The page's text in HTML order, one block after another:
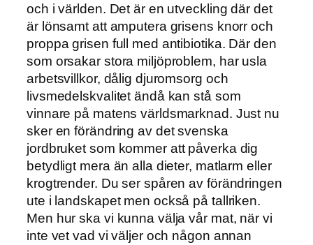
och i världen. Det är en utveckling där det
är lönsamt att amputera grisens knorr och
proppa grisen full med antibiotika. Där den
som orsakar stora miljöproblem, har usla
arbetsvillkor, dålig djuromsorg och
livsmedelskvalitet ändå kan stå som
vinnare på matens världsmarknad. Just nu
sker en förändring av det svenska
jordbruket som kommer att påverka dig
betydligt mera än alla dieter, matlarm eller
krogtrender. Du ser spåren av förändringen
ute i landskapet men också på tallriken.
Men hur ska vi kunna välja vår mat, när vi
inte vet vad vi väljer och någon annan